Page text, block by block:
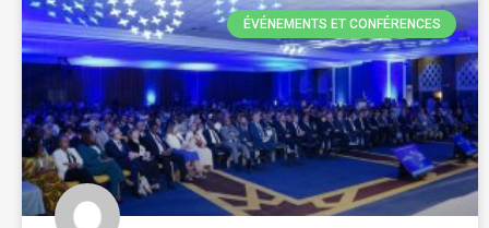
ÉVÉNEMENTS ET CONFÉRENCES